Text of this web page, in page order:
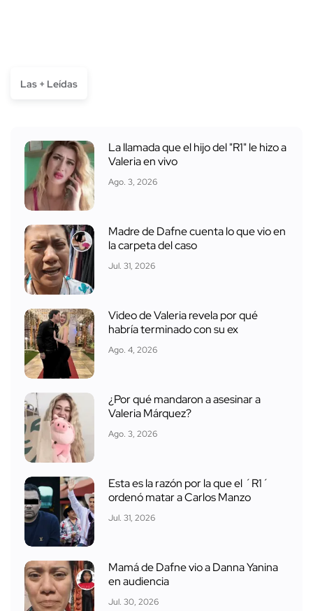
Las + Leídas
La llamada que el hijo del "R1" le hizo a
Valeria en vivo
Ago. 3, 2026
Madre de Dafne cuenta lo que vio en
la carpeta del caso
Jul. 31, 2026
Video de Valeria revela por qué
habría terminado con su ex
Ago. 4, 2026
¿Por qué mandaron a asesinar a
Valeria Márquez?
Ago. 3, 2026
Esta es la razón por la que el ´R1´
ordenó matar a Carlos Manzo
Jul. 31, 2026
Mamá de Dafne vio a Danna Yanina
en audiencia
Jul. 30, 2026